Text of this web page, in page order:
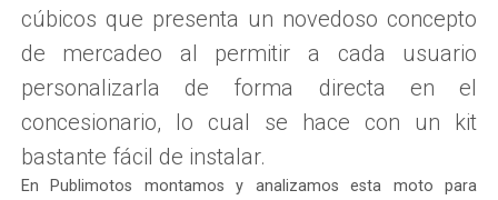
cúbicos que presenta un novedoso concepto
de mercadeo al permitir a cada usuario
personalizarla de forma directa en el
concesionario, lo cual se hace con un kit
bastante fácil de instalar.
En Publimotos montamos y analizamos esta moto para